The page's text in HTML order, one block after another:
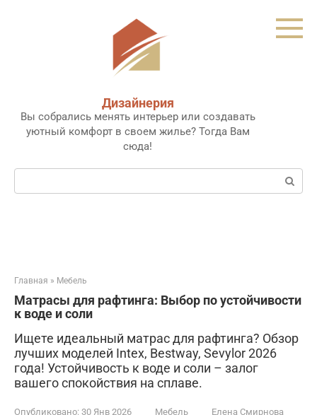
Дизайнерия
Вы собрались менять интерьер или создавать
уютный комфорт в своем жилье? Тогда Вам
сюда!
Поиск:
Главная » Мебель
Матрасы для рафтинга: Выбор по устойчивости
к воде и соли
Ищете идеальный матрас для рафтинга? Обзор
лучших моделей Intex, Bestway, Sevylor 2026
года! Устойчивость к воде и соли – залог
вашего спокойствия на сплаве.
Опубликовано: 30 Янв 2026 Мебель Елена Смирнова